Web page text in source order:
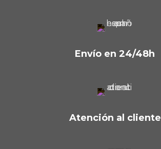
Envío en 24/48h
Atención al cliente